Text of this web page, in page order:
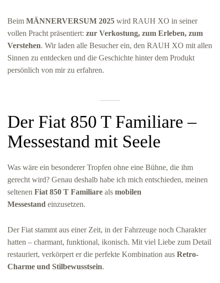
Beim MÄNNERVERSUM 2025 wird RAUH XO in seiner
vollen Pracht präsentiert: zur Verkostung, zum Erleben, zum
Verstehen. Wir laden alle Besucher ein, den RAUH XO mit allen
Sinnen zu entdecken und die Geschichte hinter dem Produkt
persönlich von mir zu erfahren.
Der Fiat 850 T Familiare –
Messestand mit Seele
Was wäre ein besonderer Tropfen ohne eine Bühne, die ihm
gerecht wird? Genau deshalb habe ich mich entschieden, meinen
seltenen Fiat 850 T Familiare als mobilen
Messestand einzusetzen.
Der Fiat stammt aus einer Zeit, in der Fahrzeuge noch Charakter
hatten – charmant, funktional, ikonisch. Mit viel Liebe zum Detail
restauriert, verkörpert er die perfekte Kombination aus Retro-
Charme und Stilbewusstsein.